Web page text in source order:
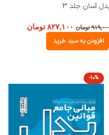
آسان جلد 3
تومان ۸۲۷,۱۰۰ تومان
افزودن به سبد خرید
-10%